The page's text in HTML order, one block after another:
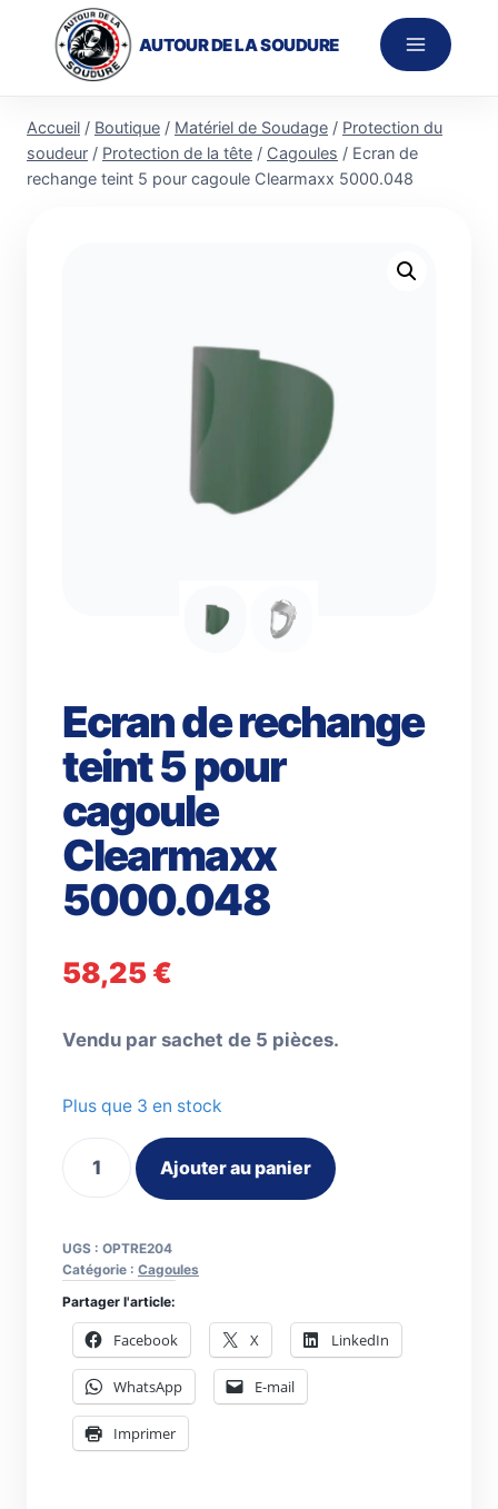
contenu
AUTOUR DE LA SOUDURE
Accueil / Boutique / Matériel de Soudage / Protection du
soudeur / Protection de la tête / Cagoules / Ecran de
rechange teint 5 pour cagoule Clearmaxx 5000.048
Ecran de rechange
teint 5 pour
cagoule
Clearmaxx
5000.048
58,25€
Vendu par sachet de 5 pièces.
Plus que 3 en stock
de
rechange
teint
pour
cagoule
Clearmaxx
5000.048
Ajouter au panier
UGS : OPTRE204
Catégorie : Cagoules
Partager l'article:
Facebook X LinkedIn
WhatsApp E-mail
Imprimer